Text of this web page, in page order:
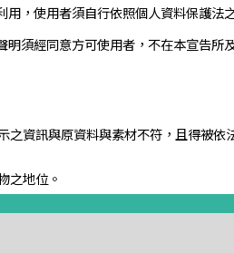
，使用者須自行依照個人資料保護法
須經同意方可使用者，不在本宣告所
資訊與原資料與素材不符，且得被依
之地位。